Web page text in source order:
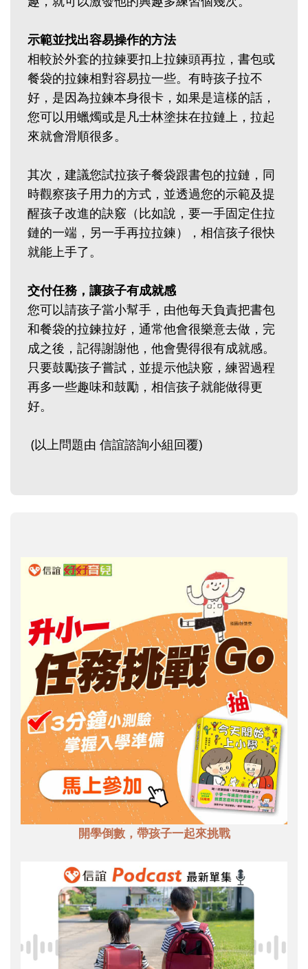
示範並找出容易操作的方法
相較於外套的拉鍊要扣上拉鍊頭再拉，書包或
餐袋的拉鍊相對容易拉一些。有時孩子拉不
好，是因為拉鍊本身很卡，如果是這樣的話，
您可以用蠟燭或是凡士林塗抹在拉鏈上，拉起
來就會滑順很多。
其次，建議您試拉孩子餐袋跟書包的拉鏈，同
時觀察孩子用力的方式，並透過您的示範及提
醒孩子改進的訣竅（比如說，要一手固定住拉
鏈的一端，另一手再拉拉鍊），相信孩子很快
就能上手了。
交付任務，讓孩子有成就感
您可以請孩子當小幫手，由他每天負責把書包
和餐袋的拉鍊拉好，通常他會很樂意去做，完
成之後，記得謝謝他，他會覺得很有成就感。
只要鼓勵孩子嘗試，並提示他訣竅，練習過程
再多一些趣味和鼓勵，相信孩子就能做得更
好。
(以上問題由 信誼諮詢小組回覆)
開學倒數，帶孩子一起來挑戰